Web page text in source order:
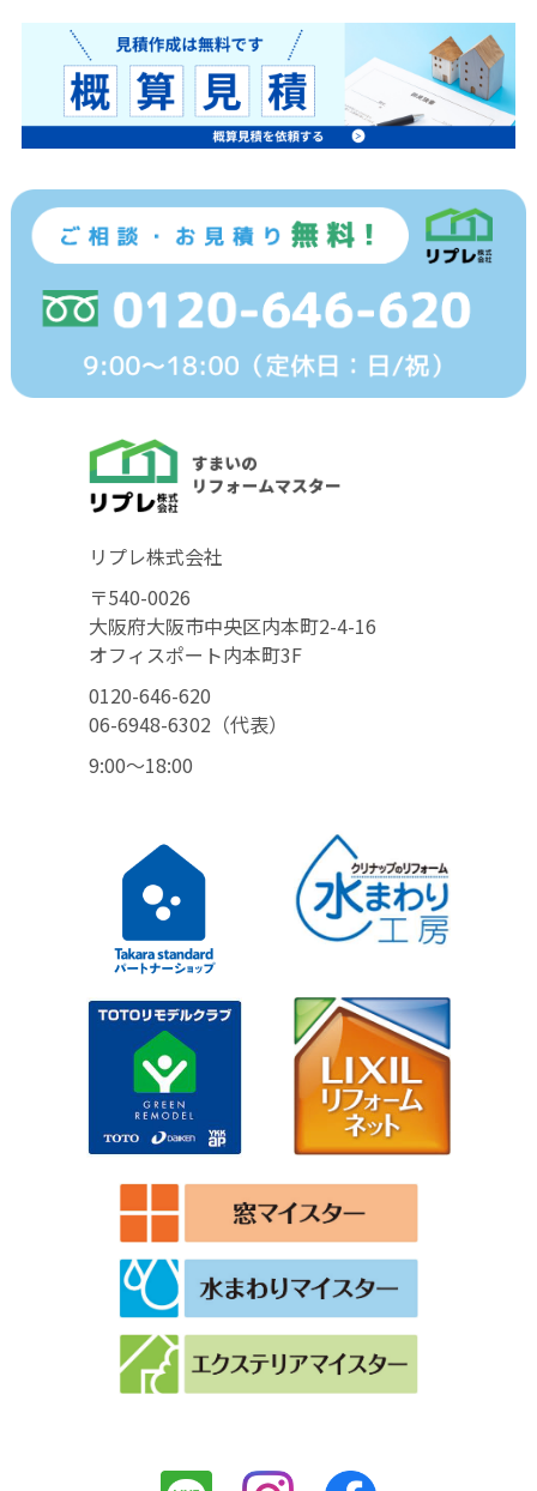
リプレ株式会社
〒540-0026
大阪府大阪市中央区内本町2-4-16
オフィスポート内本町3F
0120-646-620
06-6948-6302（代表）
9:00〜18:00